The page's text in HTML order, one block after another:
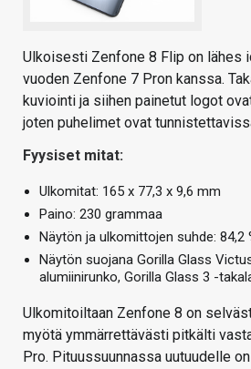
Ulkoisesti Zenfone 8 Flip on lähes
vuoden Zenfone 7 Pron kanssa.
kuviointi ja siihen painetut logot
joten puhelimet ovat
Fyysiset mitat:
Ulkomitat: 165 x 77,3 x 9,6 mm
Paino: 230 grammaa
Näytön ja ulkomittojen suhde: 84,2
Näytön suojana Gorilla Glass
alumiinirunko, Gorilla Glass 3 -
Ulkomitoiltaan Zenfone 8 on
myötä ymmärrettävästi pitkälti
Pro. Pituussuunnassa uutuudelle